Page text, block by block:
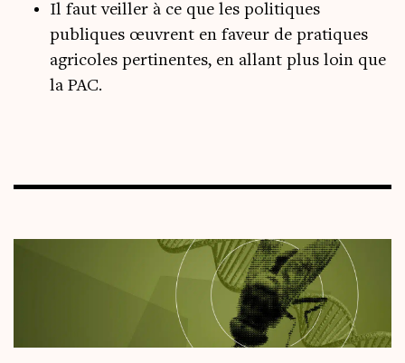
Il faut veiller à ce que les politiques
publiques œuvrent en faveur de pratiques
agricoles pertinentes, en allant plus loin que
la PAC.